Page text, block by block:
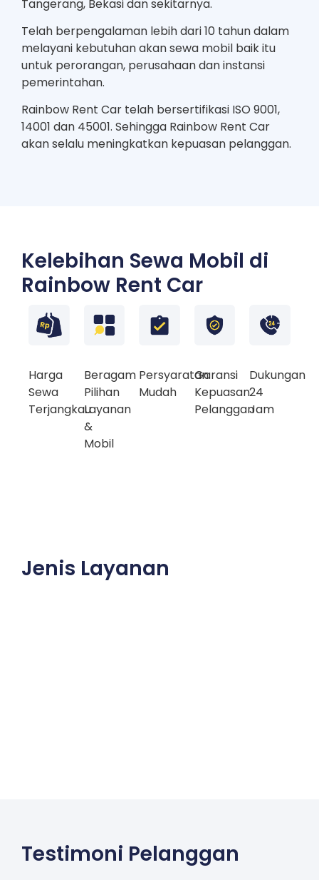
Tangerang, Bekasi dan sekitarnya.
Telah berpengalaman lebih dari 10 tahun dalam
melayani kebutuhan akan sewa mobil baik itu
untuk perorangan, perusahaan dan instansi
pemerintahan.
Rainbow Rent Car telah bersertifikasi ISO 9001,
14001 dan 45001. Sehingga Rainbow Rent Car
akan selalu meningkatkan kepuasan pelanggan.
Kelebihan Sewa Mobil di
Rainbow Rent Car
Harga
Sewa
Terjangkau
Beragam
Pilihan
Layanan
&
Mobil
Persyaratan
Mudah
Garansi
Kepuasan
Pelanggan
Dukungan
24
Jam
Jenis Layanan
Testimoni Pelanggan